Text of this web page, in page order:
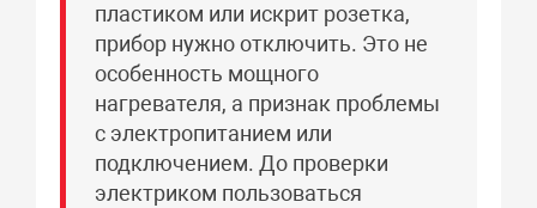
пластиком или искрит розетка,
прибор нужно отключить. Это не
особенность мощного
нагревателя, а признак проблемы
с электропитанием или
подключением. До проверки
электриком пользоваться